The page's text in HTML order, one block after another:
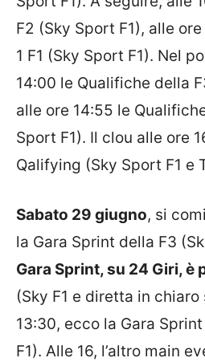
F2 (Sky Sport F1), alle
1 F1 (Sky Sport F1). Nel
14:00 le Qualifiche della
alle ore 14:55 le
Sport F1). Il clou alle ore
Qalifying (Sky Sport F1 e
Sabato 29 giugno, si
la Gara Sprint della F3
Gara Sprint, su 24 Giri, è
(Sky F1 e diretta in chiaro
13:30, ecco la Gara
F1). Alle 16, l’altro main